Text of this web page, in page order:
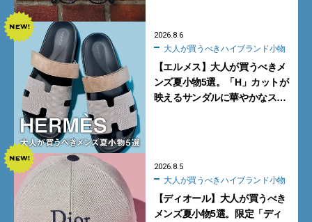
2026.8.6
大人が買うべきハイブランド小物
【エルメス】大人が買うべきメ
ンズ夏小物5選。「H」カットが
映えるサンダルに華やかなス
2026.8.5
大人が買うべきハイブランド小物
【ディオール】大人が買うべき
メンズ夏小物5選。限定「ディ